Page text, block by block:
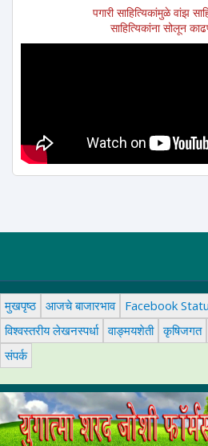
पगारी साहित्यिकांमुळे वांझ
साहित्यिकांना सोलून
मुखपृष्ठ आजचे बाजारभाव Facebook
विश्वस्तरीय लेखनस्पर्धा वाङ्मयशेती कृषिजगत
संपर्क